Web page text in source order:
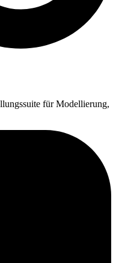
für Modellierung,